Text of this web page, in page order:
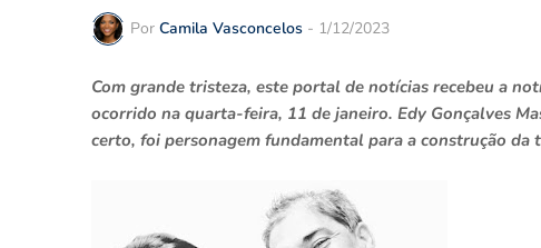
Por Camila Vasconcelos - 1/12/2023
Com grande tristeza, este portal de notícias recebeu a
ocorrido na quarta-feira, 11 de janeiro. Edy Gonçalves
certo, foi personagem fundamental para a construção